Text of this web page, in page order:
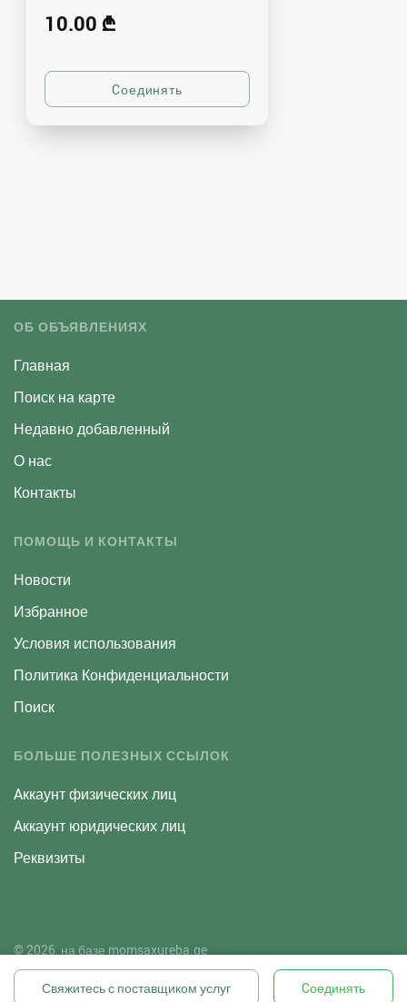
10.00 ₾
ОБ ОБЪЯВЛЕНИЯХ
Главная
Поиск на карте
Недавно добавленный
О нас
Контакты
ПОМОЩЬ И КОНТАКТЫ
Новости
Избранное
Условия использования
Политика Конфиденциальности
Поиск
БОЛЬШЕ ПОЛЕЗНЫХ ССЫЛОК
Aккаунт физических лиц
Aккаунт юридических лиц
Реквизиты
© 2026, на базе momsaxureba.ge